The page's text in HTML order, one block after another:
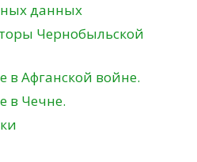
данных
Чернобыльской
в Афганской войне.
в Чечне.